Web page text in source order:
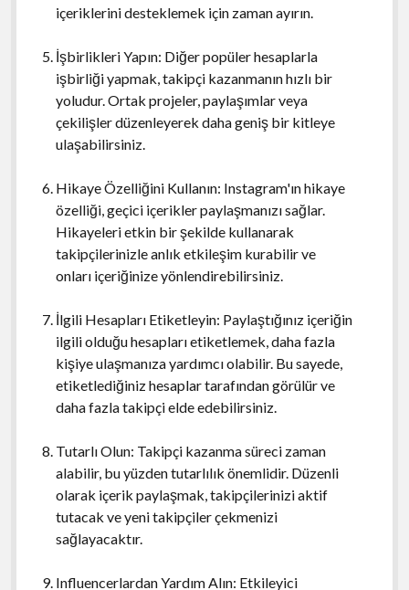
içeriklerini desteklemek için zaman ayırın.
İşbirlikleri Yapın: Diğer popüler hesaplarla
işbirliği yapmak, takipçi kazanmanın hızlı bir
yoludur. Ortak projeler, paylaşımlar veya
çekilişler düzenleyerek daha geniş bir kitleye
ulaşabilirsiniz.
Hikaye Özelliğini Kullanın: Instagram'ın hikaye
özelliği, geçici içerikler paylaşmanızı sağlar.
Hikayeleri etkin bir şekilde kullanarak
takipçilerinizle anlık etkileşim kurabilir ve
onları içeriğinize yönlendirebilirsiniz.
İlgili Hesapları Etiketleyin: Paylaştığınız içeriğin
ilgili olduğu hesapları etiketlemek, daha fazla
kişiye ulaşmanıza yardımcı olabilir. Bu sayede,
etiketlediğiniz hesaplar tarafından görülür ve
daha fazla takipçi elde edebilirsiniz.
Tutarlı Olun: Takipçi kazanma süreci zaman
alabilir, bu yüzden tutarlılık önemlidir. Düzenli
olarak içerik paylaşmak, takipçilerinizi aktif
tutacak ve yeni takipçiler çekmenizi
sağlayacaktır.
Influencerlardan Yardım Alın: Etkileyici